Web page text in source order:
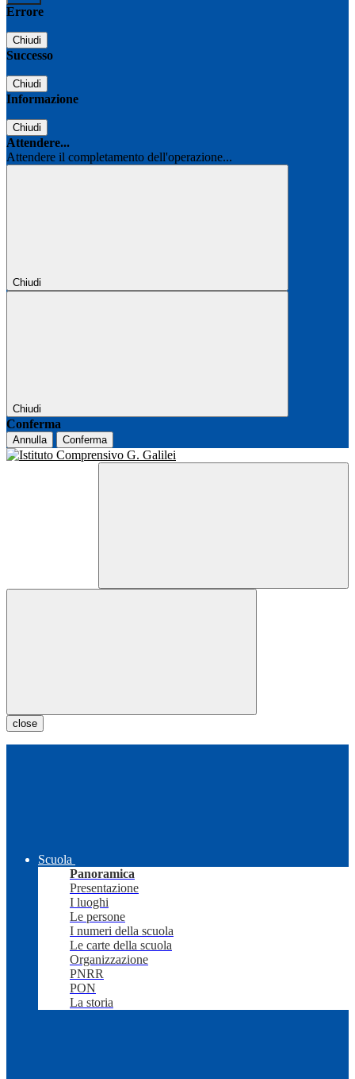
Errore
Chiudi
Successo
Chiudi
Informazione
Chiudi
Attendere...
Attendere il completamento dell'operazione...
Chiudi
Chiudi
Conferma
Annulla Conferma
close
Scuola
Panoramica
Presentazione
I luoghi
Le persone
I numeri della scuola
Le carte della scuola
Organizzazione
PNRR
PON
La storia